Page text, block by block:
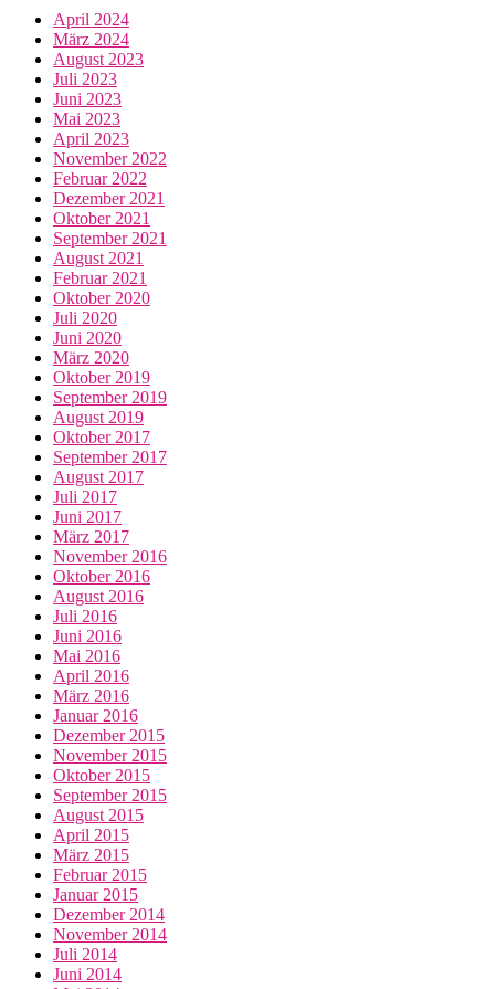
April 2024
März 2024
August 2023
Juli 2023
Juni 2023
Mai 2023
April 2023
November 2022
Februar 2022
Dezember 2021
Oktober 2021
September 2021
August 2021
Februar 2021
Oktober 2020
Juli 2020
Juni 2020
März 2020
Oktober 2019
September 2019
August 2019
Oktober 2017
September 2017
August 2017
Juli 2017
Juni 2017
März 2017
November 2016
Oktober 2016
August 2016
Juli 2016
Juni 2016
Mai 2016
April 2016
März 2016
Januar 2016
Dezember 2015
November 2015
Oktober 2015
September 2015
August 2015
April 2015
März 2015
Februar 2015
Januar 2015
Dezember 2014
November 2014
Juli 2014
Juni 2014